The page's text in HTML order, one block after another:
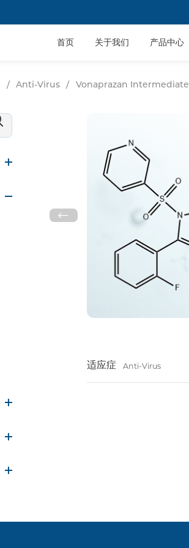
首页 关于我们 产品中心
/ Anti-Virus / Vonaprazan Intermediate
适应症 Anti-Virus